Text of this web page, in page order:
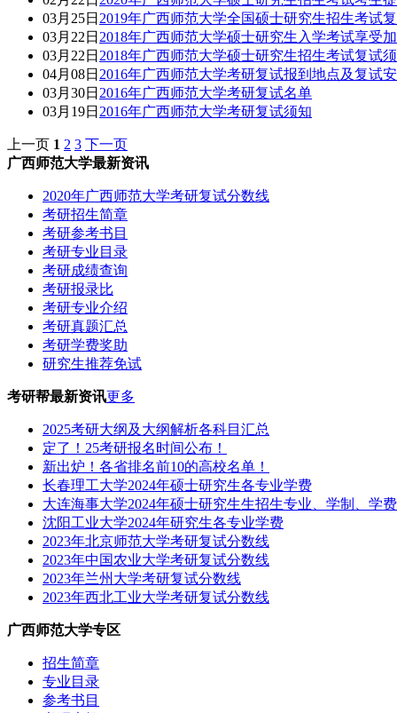
03月25日 2019年广西师范大学全国硕士研究生招生考试
03月22日 2018年广西师范大学硕士研究生入学考试享受
03月22日 2018年广西师范大学硕士研究生招生考试复试
04月08日 2016年广西师范大学考研复试报到地点及复试
03月30日 2016年广西师范大学考研复试名单
03月19日 2016年广西师范大学考研复试须知
上一页 1 2 3 下一页
广西师范大学最新资讯
2020年广西师范大学考研复试分数线
考研招生简章
考研参考书目
考研专业目录
考研成绩查询
考研报录比
考研专业介绍
考研真题汇总
考研学费奖助
研究生推荐免试
考研帮最新资讯更多
2025考研大纲及大纲解析各科目汇总
定了！25考研报名时间公布！
新出炉！各省排名前10的高校名单！
长春理工大学2024年硕士研究生各专业学费
大连海事大学2024年硕士研究生生招生专业、学制、学
沈阳工业大学2024年研究生各专业学费
2023年北京师范大学考研复试分数线
2023年中国农业大学考研复试分数线
2023年兰州大学考研复试分数线
2023年西北工业大学考研复试分数线
广西师范大学专区
招生简章
专业目录
参考书目